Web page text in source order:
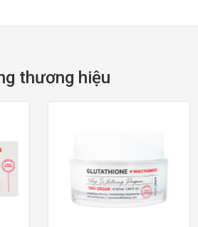
thương hiệu